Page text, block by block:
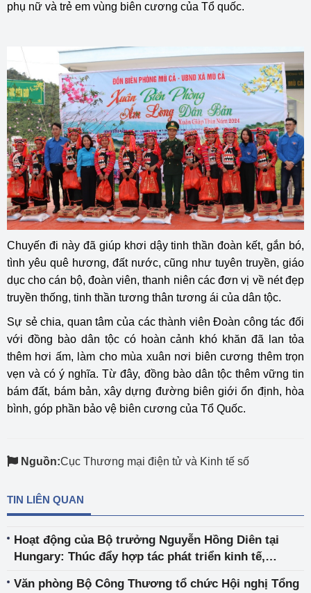
phụ nữ và trẻ em vùng biên cương của Tổ quốc.
Chuyến đi này đã giúp khơi dậy tinh thần đoàn kết, gắn bó,
tình yêu quê hương, đất nước, cũng như tuyên truyền, giáo
dục cho cán bộ, đoàn viên, thanh niên các đơn vị về nét đẹp
truyền thống, tinh thần tương thân tương ái của dân tộc.
Sự sẻ chia, quan tâm của các thành viên Đoàn công tác đối
với đồng bào dân tộc có hoàn cảnh khó khăn đã lan tỏa
thêm hơi ấm, làm cho mùa xuân nơi biên cương thêm trọn
vẹn và có ý nghĩa. Từ đây, đồng bào dân tộc thêm vững tin
bám đất, bám bản, xây dựng đường biên giới ổn định, hòa
bình, góp phần bảo vệ biên cương của Tổ Quốc.
Nguồn:Cục Thương mại điện tử và Kinh tế số
TIN LIÊN QUAN
Hoạt động của Bộ trưởng Nguyễn Hồng Diên tại
Hungary: Thúc đẩy hợp tác phát triển kinh tế,
Văn phòng Bộ Công Thương tổ chức Hội nghị Tổng